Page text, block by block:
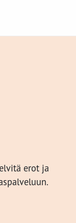
erot ja